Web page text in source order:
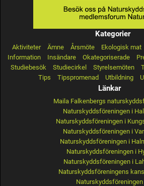
Kategorier
Aktiviteter Ämne Årsmöte Ekologisk mat
Information
Insändare Okategoriserade
Studiebesök
Studiecirkel Styrelsemöten
Tips
Tipspromenad Utbildning
Länkar
Maila Falkenbergs
Naturskyddsföreningen i
Naturskyddsföreningen i
Naturskyddsföreningen i
Naturskyddsföreningen i
Naturskyddsföreningen i
Naturskyddsföreningen i
Naturskyddsföreningens
Naturskyddsföreningen